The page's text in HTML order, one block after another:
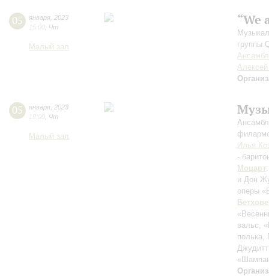
05 января 2023
15:00 Чт
Малый зал
“We
группы
05 января 2023
19:00 Чт
Малый зал
Илья
-
Моцарт
и Дон
оперы
вальс,
полька,